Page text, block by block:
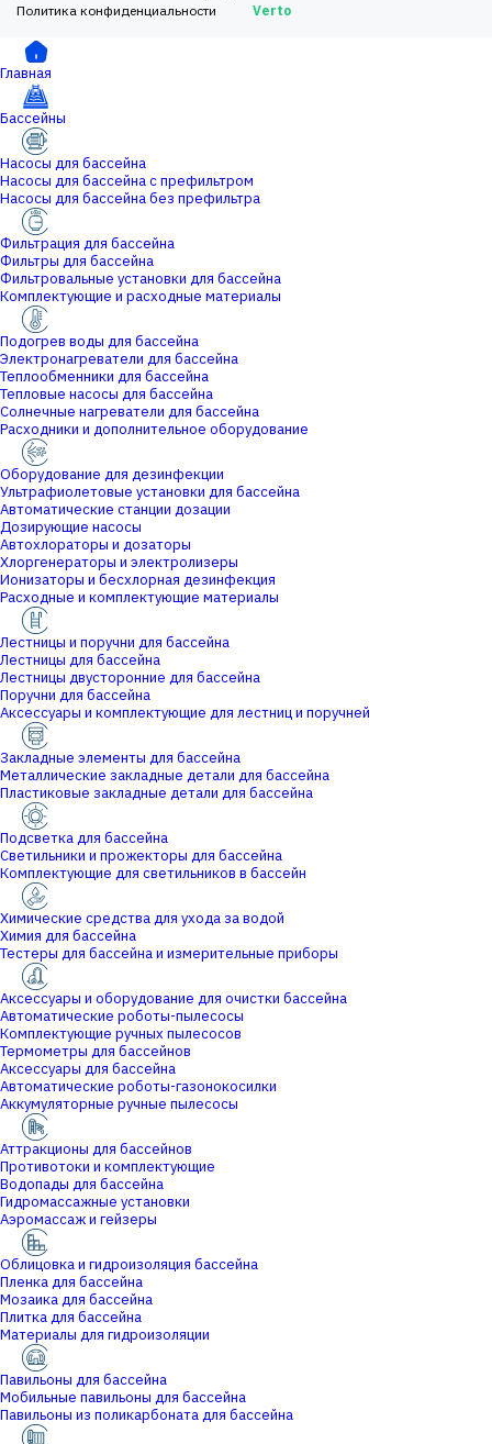
Политика конфиденциальности
Verto
Главная
Бассейны
Насосы для бассейна
Насосы для бассейна с префильтром
Насосы для бассейна без префильтра
Фильтрация для бассейна
Фильтры для бассейна
Фильтровальные установки для бассейна
Комплектующие и расходные материалы
Подогрев воды для бассейна
Электронагреватели для бассейна
Теплообменники для бассейна
Тепловые насосы для бассейна
Солнечные нагреватели для бассейна
Расходники и дополнительное оборудование
Оборудование для дезинфекции
Ультрафиолетовые установки для бассейна
Автоматические станции дозации
Дозирующие насосы
Автохлораторы и дозаторы
Хлоргенераторы и электролизеры
Ионизаторы и бесхлорная дезинфекция
Расходные и комплектующие материалы
Лестницы и поручни для бассейна
Лестницы для бассейна
Лестницы двусторонние для бассейна
Поручни для бассейна
Аксессуары и комплектующие для лестниц и поручней
Закладные элементы для бассейна
Металлические закладные детали для бассейна
Пластиковые закладные детали для бассейна
Подсветка для бассейна
Светильники и прожекторы для бассейна
Комплектующие для светильников в бассейн
Химические средства для ухода за водой
Химия для бассейна
Тестеры для бассейна и измерительные приборы
Аксессуары и оборудование для очистки бассейна
Автоматические роботы-пылесосы
Комплектующие ручных пылесосов
Термометры для бассейнов
Аксессуары для бассейна
Автоматические роботы-газонокосилки
Аккумуляторные ручные пылесосы
Аттракционы для бассейнов
Противотоки и комплектующие
Водопады для бассейна
Гидромассажные установки
Аэромассаж и гейзеры
Облицовка и гидроизоляция бассейна
Пленка для бассейна
Мозаика для бассейна
Плитка для бассейна
Материалы для гидроизоляции
Павильоны для бассейна
Мобильные павильоны для бассейна
Павильоны из поликарбоната для бассейна